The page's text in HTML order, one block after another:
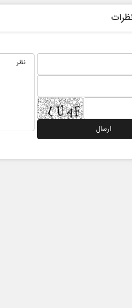
ادامه جنگ برای آمریکا یعنی
شکست مفتضحانه
دکتر محمد باقر خرمشاد - استاد دانشگاه